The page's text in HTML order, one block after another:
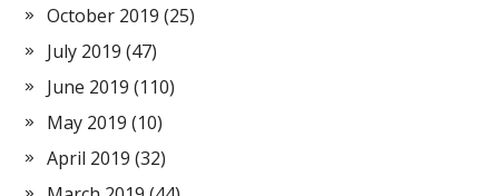
October 2019 (25)
July 2019 (47)
June 2019 (110)
May 2019 (10)
April 2019 (32)